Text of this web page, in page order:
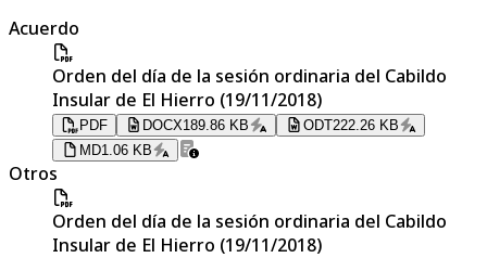
Acuerdo
Orden del día de la sesión ordinaria del Cabildo
Insular de El Hierro (19/11/2018)
PDF DOCX189.86 KB ODT222.26 KB
MD1.06 KB
Otros
Orden del día de la sesión ordinaria del Cabildo
Insular de El Hierro (19/11/2018)